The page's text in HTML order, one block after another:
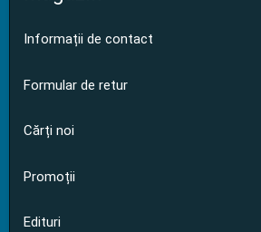
Informații de contact
Formular de retur
Cărți noi
Promoții
Edituri